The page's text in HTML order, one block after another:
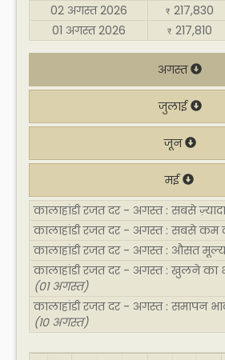
02 अगस्त 2026
₹ 217,830
01 अगस्त 2026
₹ 217,810
अगस्त
जुलाई
जून
मई
कालाहांडी रजत दर - अगस्त : सबसे
कालाहांडी रजत दर - अगस्त : सबसे कम
कालाहांडी रजत दर - अगस्त : औसत मूल्य
कालाहांडी रजत दर - अगस्त : खुलने का
(01 अगस्त)
कालाहांडी रजत दर - अगस्त : समापन
(10 अगस्त)